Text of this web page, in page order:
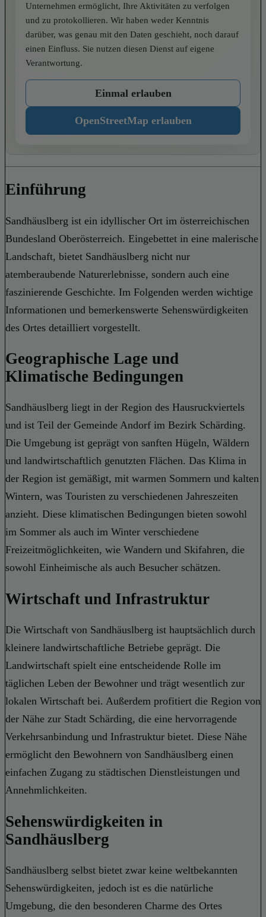
Unternehmen ermöglicht, Ihre Aktivitäten zu verfolgen
und zu protokollieren. Wir haben weder Kenntnis
darüber, was genau mit den Daten geschieht, noch darauf
einen Einfluss. Sie nutzen diesen Dienst auf eigene
Verantwortung.
Einmal erlauben
OpenStreetMap erlauben
Einführung
Sandhäuslberg ist ein idyllischer Ort im österreichischen
Bundesland Oberösterreich. Eingebettet in eine malerische
Landschaft, bietet Sandhäuslberg nicht nur
atemberaubende Naturerlebnisse, sondern auch eine
faszinierende Geschichte. Im Folgenden werden wichtige
Informationen und bemerkenswerte Sehenswürdigkeiten
des Ortes detailliert vorgestellt.
Geographische Lage und
Klimatische Bedingungen
Sandhäuslberg liegt in der Region des Hausruckviertels
und ist Teil der Gemeinde Andorf im Bezirk Schärding.
Die Umgebung ist geprägt von sanften Hügeln, Wäldern
und landwirtschaftlich genutzten Flächen. Das Klima in
der Region ist gemäßigt, mit warmen Sommern und kalten
Wintern, was Touristen zu verschiedenen Jahreszeiten
anzieht. Diese klimatischen Bedingungen bieten sowohl
im Sommer als auch im Winter verschiedene
Freizeitmöglichkeiten, wie Wandern und Skifahren, die
sowohl Einheimische als auch Besucher schätzen.
Wirtschaft und Infrastruktur
Die Wirtschaft von Sandhäuslberg ist hauptsächlich durch
kleinere landwirtschaftliche Betriebe geprägt. Die
Landwirtschaft spielt eine entscheidende Rolle im
täglichen Leben der Bewohner und trägt wesentlich zur
lokalen Wirtschaft bei. Außerdem profitiert die Region von
der Nähe zur Stadt Schärding, die eine hervorragende
Verkehrsanbindung und Infrastruktur bietet. Diese Nähe
ermöglicht den Bewohnern von Sandhäuslberg einen
einfachen Zugang zu städtischen Dienstleistungen und
Annehmlichkeiten.
Sehenswürdigkeiten in
Sandhäuslberg
Sandhäuslberg selbst bietet zwar keine weltbekannten
Sehenswürdigkeiten, jedoch ist es die natürliche
Umgebung, die den besonderen Charme des Ortes